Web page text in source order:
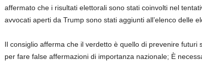
affermato che i risultati elettorali sono stati coinvolti nel
avvocati aperti da Trump sono stati aggiunti all’elenco delle
Il consiglio afferma che il verdetto è quello di prevenire futuri
per fare false affermazioni di importanza nazionale; È